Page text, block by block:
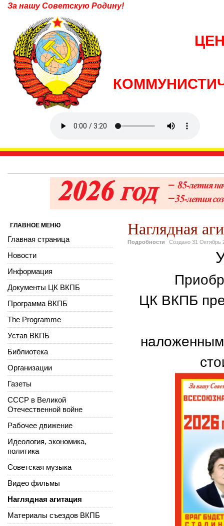
За нашу Советскую Родину!
Наглядная
Подробности Создано 31 Октябрь
ЦК ВКПБ
ГЛАВНОЕ МЕНЮ
Главная страница
Новости
Информация
Документы ЦК ВКПБ
Программа ВКПБ
The Programme
Устав ВКПБ
Библиотека
Организации
Газеты
СССР в Великой
Отечественной войне
Рабочее движение
Идеология, экономика,
политика
Советская музыка
Видео фильмы
Наглядная агитация
Материалы съездов ВКПБ